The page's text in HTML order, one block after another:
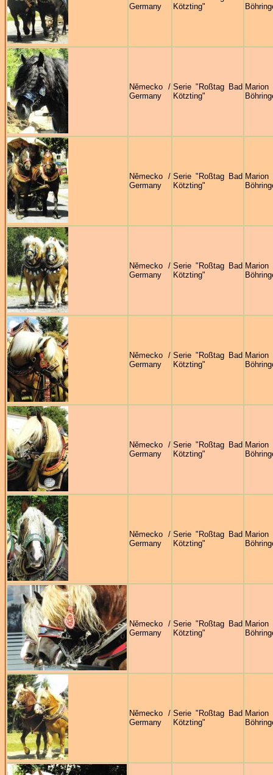
Germany
Kötzting"
Německo /
Germany
Serie "Roßtag Bad
Kötzting"
Marion
Německo /
Germany
Serie "Roßtag Bad
Kötzting"
Marion
Německo /
Germany
Serie "Roßtag Bad
Kötzting"
Marion
Německo /
Germany
Serie "Roßtag Bad
Kötzting"
Marion
Německo /
Germany
Serie "Roßtag Bad
Kötzting"
Marion
Německo /
Germany
Serie "Roßtag Bad
Kötzting"
Marion
Německo /
Germany
Serie "Roßtag Bad
Kötzting"
Marion
Německo /
Germany
Serie "Roßtag Bad
Kötzting"
Marion